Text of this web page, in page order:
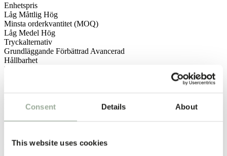
Consent Details About
This website uses cookies
Enhetspris
Låg Måttlig Hög
Minsta orderkvantitet (MOQ)
Låg Medel Hög
Tryckalternativ
Grundläggande Förbättrad Avancerad
Hållbarhet
Bra
MåttligHög
MOQ – MINSTA ORDERKVANTITET: